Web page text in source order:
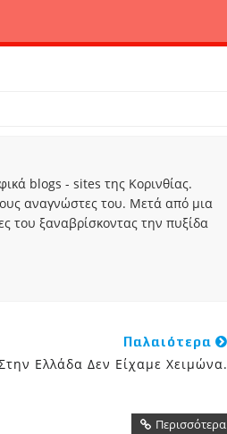
blogs - sites της Κορινθίας.
αναγνώστες του. Μετά από μια
του ξαναβρίσκοντας την πυξίδα
Παλαιότερα
Ελλάδα Δεν Είχαμε Χειμώνα.
Περισσότερα